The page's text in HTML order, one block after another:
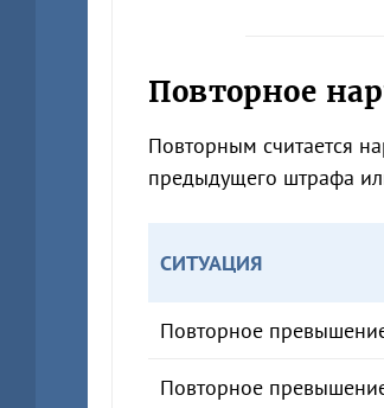
Повторное
Повторным считается
предыдущего штрафа
СИТУАЦИЯ
Повторное
Повторное